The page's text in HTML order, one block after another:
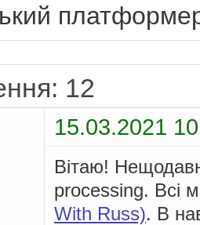
12
15.03.2021
Вітаю!
processing. Всі
With Russ). В